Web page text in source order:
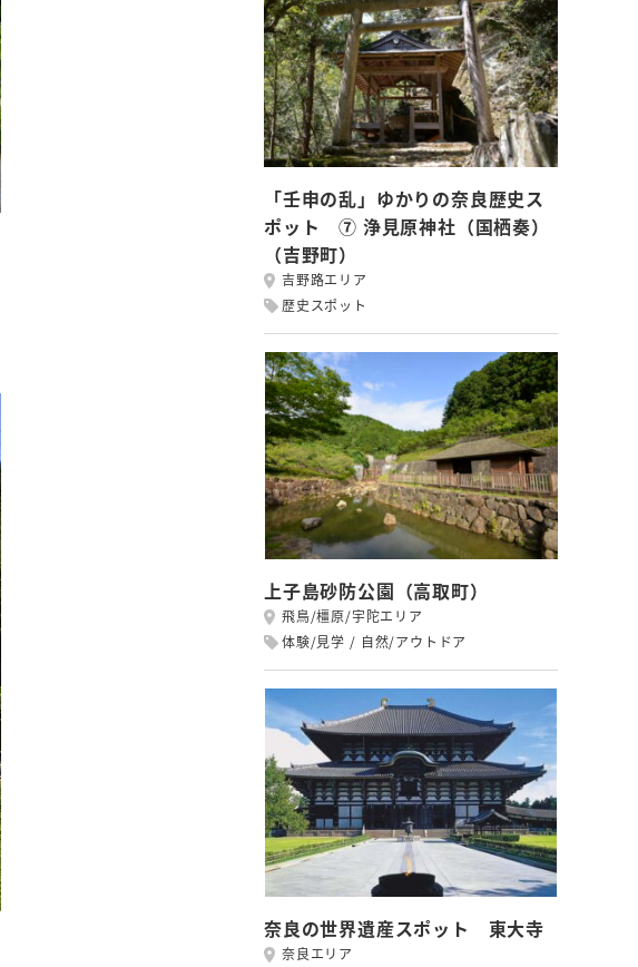
「壬申の乱」ゆかりの奈良歴史ス
ポット ⑦ 浄見原神社（国栖奏）
（吉野町）
吉野路エリア
歴史スポット
上子島砂防公園（高取町）
飛鳥/橿原/宇陀エリア
体験/見学
自然/アウトドア
奈良の世界遺産スポット 東大寺
奈良エリア